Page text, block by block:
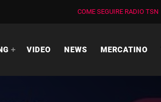
COME SEGUIRE RADIO TSN
VIDEO NEWS MERCATINO